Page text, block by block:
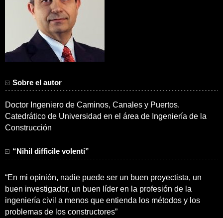
Sobre el autor
Doctor Ingeniero de Caminos, Canales y Puertos.
Catedrático de Universidad en el área de Ingeniería de la
Construcción
“Nihil difficile volenti”
“En mi opinión, nadie puede ser un buen proyectista, un
buen investigador, un buen líder en la profesión de la
ingeniería civil a menos que entienda los métodos y los
problemas de los constructores”